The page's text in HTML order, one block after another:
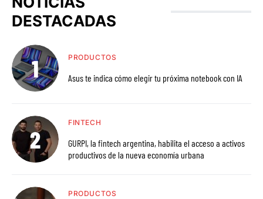
DESTACADAS
PRODUCTOS
Asus te indica cómo elegir tu próxima notebook con IA
FINTECH
GURPI, la fintech argentina, habilita el acceso a activos
productivos de la nueva economía urbana
PRODUCTOS